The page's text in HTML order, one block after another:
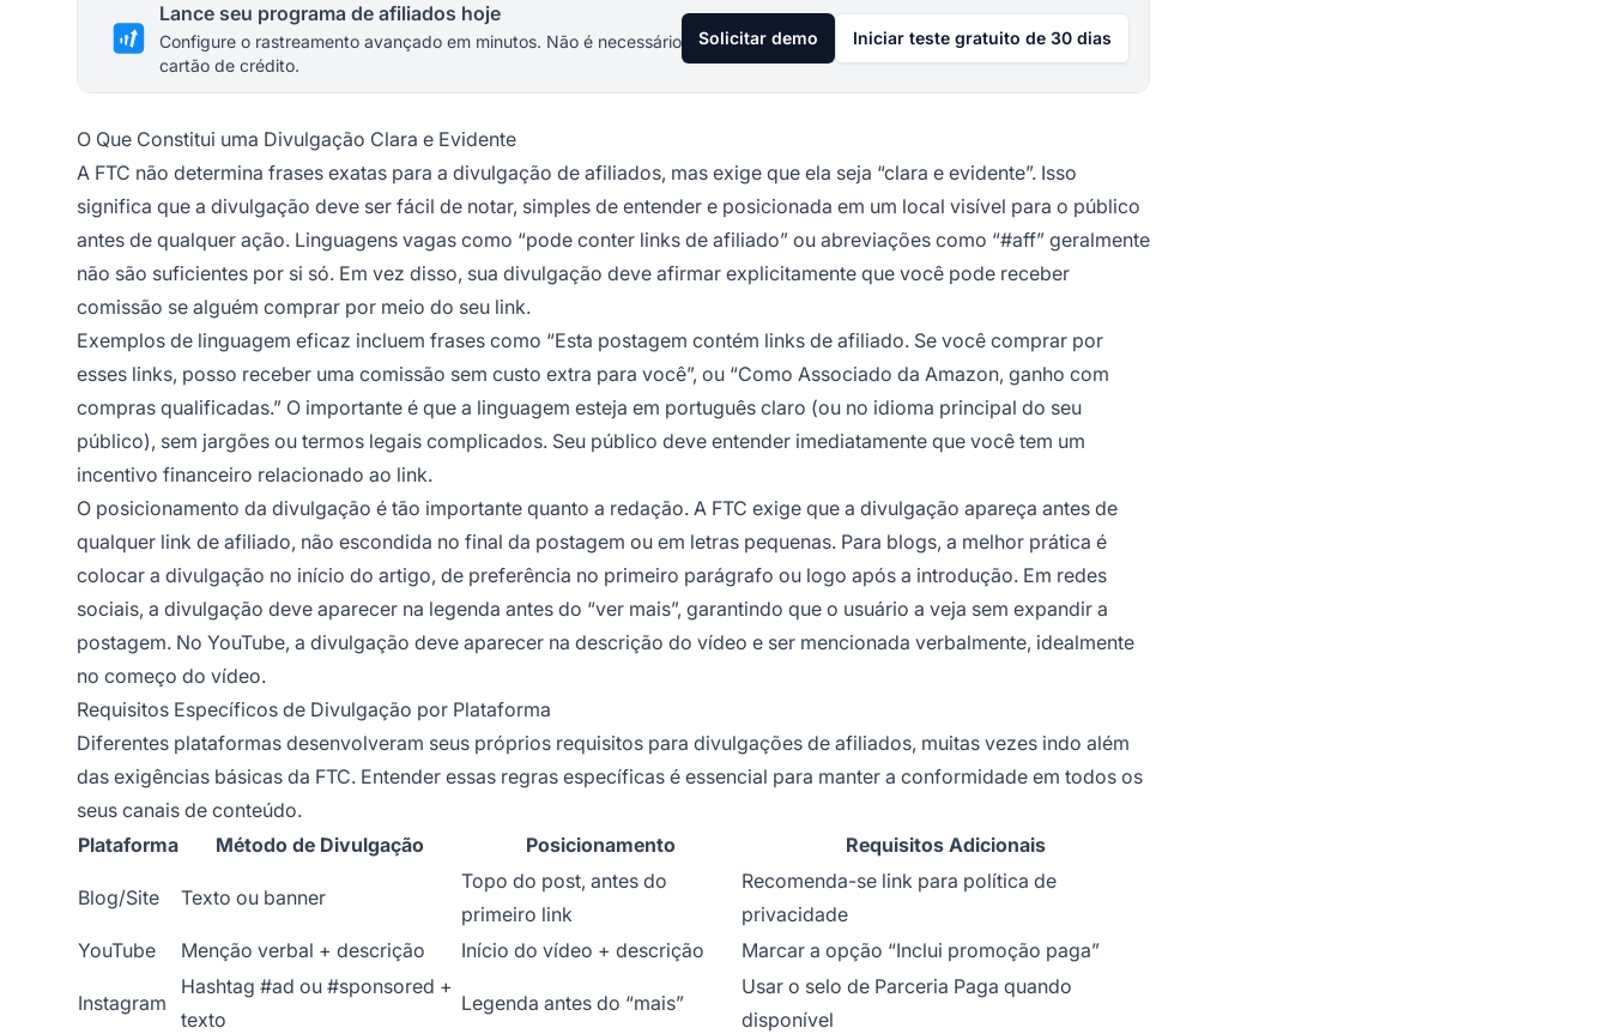
Lance seu programa de afiliados hoje
Configure o rastreamento avançado em minutos. Não é necessário
cartão de crédito.
Solicitar demo Iniciar teste gratuito de 30 dias
O Que Constitui uma Divulgação Clara e Evidente
A FTC não determina frases exatas para a divulgação de afiliados, mas exige que ela seja “clara e evidente”. Isso
significa que a divulgação deve ser fácil de notar, simples de entender e posicionada em um local visível para o público
antes de qualquer ação. Linguagens vagas como “pode conter links de afiliado” ou abreviações como “#aff” geralmente
não são suficientes por si só. Em vez disso, sua divulgação deve afirmar explicitamente que você pode receber
comissão se alguém comprar por meio do seu link.
Exemplos de linguagem eficaz incluem frases como “Esta postagem contém links de afiliado. Se você comprar por
esses links, posso receber uma comissão sem custo extra para você”, ou “Como Associado da Amazon, ganho com
compras qualificadas.” O importante é que a linguagem esteja em português claro (ou no idioma principal do seu
público), sem jargões ou termos legais complicados. Seu público deve entender imediatamente que você tem um
incentivo financeiro relacionado ao link.
O posicionamento da divulgação é tão importante quanto a redação. A FTC exige que a divulgação apareça antes de
qualquer link de afiliado, não escondida no final da postagem ou em letras pequenas. Para blogs, a melhor prática é
colocar a divulgação no início do artigo, de preferência no primeiro parágrafo ou logo após a introdução. Em redes
sociais, a divulgação deve aparecer na legenda antes do “ver mais”, garantindo que o usuário a veja sem expandir a
postagem. No YouTube, a divulgação deve aparecer na descrição do vídeo e ser mencionada verbalmente, idealmente
no começo do vídeo.
Requisitos Específicos de Divulgação por Plataforma
Diferentes plataformas desenvolveram seus próprios requisitos para divulgações de afiliados, muitas vezes indo além
das exigências básicas da FTC. Entender essas regras específicas é essencial para manter a conformidade em todos os
seus canais de conteúdo.
Plataforma
Método de Divulgação Posicionamento Requisitos Adicionais
Blog/Site Texto ou banner
Topo do post, antes do
primeiro link
Recomenda-se link para política de
privacidade
YouTube
Menção verbal + descrição Início do vídeo + descrição Marcar a opção “Inclui promoção paga”
Instagram
Hashtag #ad ou #sponsored +
texto
Legenda antes do “mais”
Usar o selo de Parceria Paga quando
disponível